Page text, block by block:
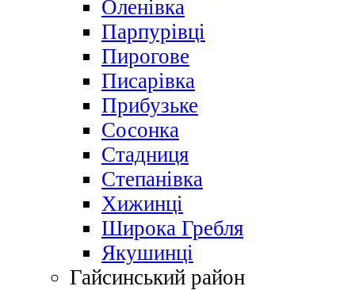
Оленівка
Парпурівці
Пирогове
Писарівка
Прибузьке
Сосонка
Стадниця
Степанівка
Хижинці
Широка Гребля
Якушинці
Гайсинський район